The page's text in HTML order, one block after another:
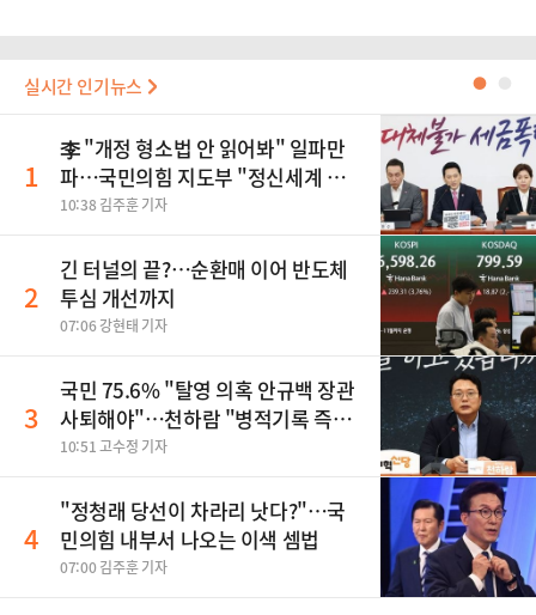
실시간 인기뉴스 ●
1
李 "개정 형소법 안 읽어봐" 일파만
파…국민의힘 지도부 "정신세계 궁
금하다"
10:38 김주훈 기자
2
긴 터널의 끝?…순환매 이어 반도체
투심 개선까지
07:06 강현태 기자
3
국민 75.6% "탈영 의혹 안규백 장관
사퇴해야"…천하람 "병적기록 즉각
공개하라"
10:51 고수정 기자
4
​"정청래 당선이 차라리 낫다?"…국
민의힘 내부서 나오는 이색 셈법
07:00 김주훈 기자